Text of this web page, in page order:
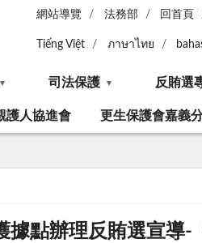
網站導覽 法務部 回首頁
Tiếng Việt ภาษาไทย
司法保護 反賄選
護人協進會 更生保護會嘉義
點辦理反賄選宣導-